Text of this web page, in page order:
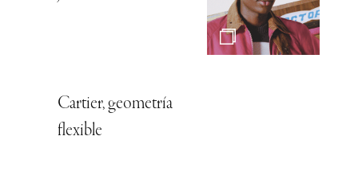
Cartier, geometría
flexible